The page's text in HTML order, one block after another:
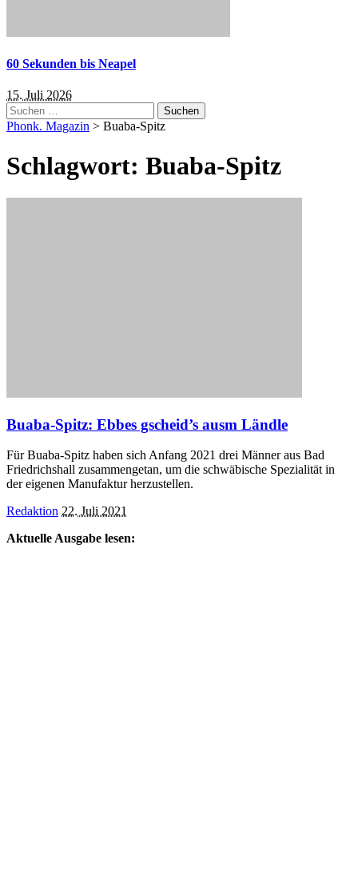
60 Sekunden bis Neapel
15. Juli 2026
Suchen
nach:
Phonk. Magazin > Buaba-Spitz
Schlagwort: Buaba-Spitz
Buaba-Spitz: Ebbes gscheid’s ausm Ländle
Für Buaba-Spitz haben sich Anfang 2021 drei Männer aus Bad
Friedrichshall zusammengetan, um die schwäbische Spezialität in
der eigenen Manufaktur herzustellen.
Posted
Redaktion 22. Juli 2021
Aktuelle Ausgabe lesen: